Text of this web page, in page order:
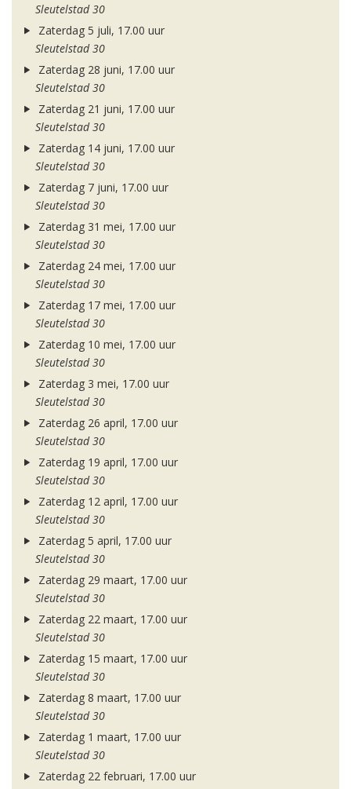
Sleutelstad 30
Zaterdag 5 juli, 17.00 uur
Sleutelstad 30
Zaterdag 28 juni, 17.00 uur
Sleutelstad 30
Zaterdag 21 juni, 17.00 uur
Sleutelstad 30
Zaterdag 14 juni, 17.00 uur
Sleutelstad 30
Zaterdag 7 juni, 17.00 uur
Sleutelstad 30
Zaterdag 31 mei, 17.00 uur
Sleutelstad 30
Zaterdag 24 mei, 17.00 uur
Sleutelstad 30
Zaterdag 17 mei, 17.00 uur
Sleutelstad 30
Zaterdag 10 mei, 17.00 uur
Sleutelstad 30
Zaterdag 3 mei, 17.00 uur
Sleutelstad 30
Zaterdag 26 april, 17.00 uur
Sleutelstad 30
Zaterdag 19 april, 17.00 uur
Sleutelstad 30
Zaterdag 12 april, 17.00 uur
Sleutelstad 30
Zaterdag 5 april, 17.00 uur
Sleutelstad 30
Zaterdag 29 maart, 17.00 uur
Sleutelstad 30
Zaterdag 22 maart, 17.00 uur
Sleutelstad 30
Zaterdag 15 maart, 17.00 uur
Sleutelstad 30
Zaterdag 8 maart, 17.00 uur
Sleutelstad 30
Zaterdag 1 maart, 17.00 uur
Sleutelstad 30
Zaterdag 22 februari, 17.00 uur